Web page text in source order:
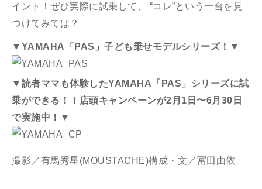
イント！ぜひ実際に試乗して、 “コレ”という一台を見
つけてみては？
▼YAMAHA「PAS」子ども乗せモデルシリーズ！▼
▼読者ママも体験したYAMAHA「PAS」シリーズに試
乗ができる！！店頭キャンペーンが2月1日〜6月30日
で実施中！▼
撮影／有馬秀星(MOUSTACHE)構成・文／冨田由依